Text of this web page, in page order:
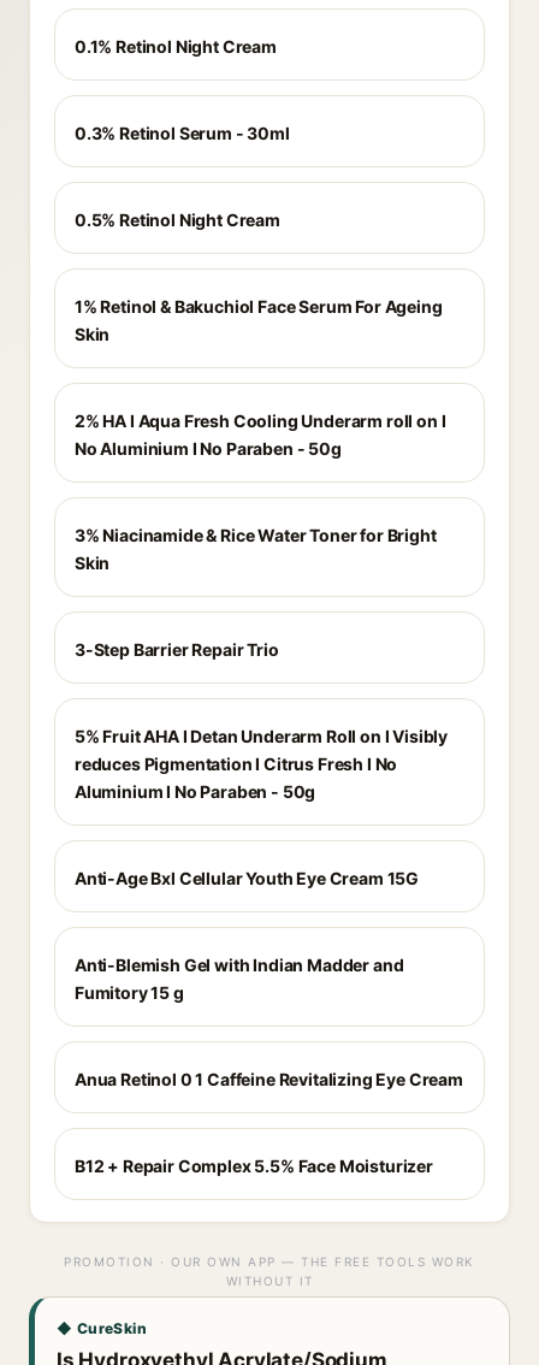
0.1% Retinol Night Cream
0.3% Retinol Serum - 30ml
0.5% Retinol Night Cream
1% Retinol & Bakuchiol Face Serum For Ageing
Skin
2% HA I Aqua Fresh Cooling Underarm roll on I
No Aluminium I No Paraben - 50g
3% Niacinamide & Rice Water Toner for Bright
Skin
3-Step Barrier Repair Trio
5% Fruit AHA I Detan Underarm Roll on I Visibly
reduces Pigmentation I Citrus Fresh I No
Aluminium I No Paraben - 50g
Anti-Age Bxl Cellular Youth Eye Cream 15G
Anti-Blemish Gel with Indian Madder and
Fumitory 15 g
Anua Retinol 0 1 Caffeine Revitalizing Eye Cream
B12 + Repair Complex 5.5% Face Moisturizer
PROMOTION · OUR OWN APP — THE FREE TOOLS WORK
WITHOUT IT
◆ CureSkin
Is Hydroxyethyl Acrylate/Sodium